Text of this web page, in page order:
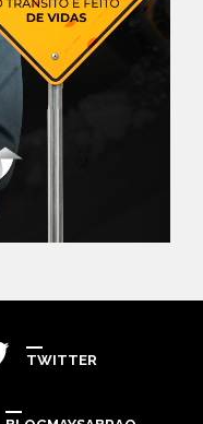
TWITTER